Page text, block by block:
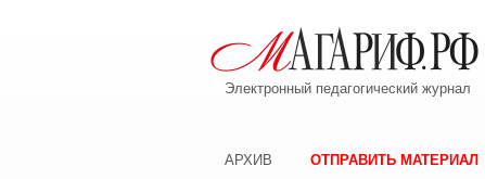
Электронный педагогический журнал
АРХИВ ОТПРАВИТЬ МАТЕРИАЛ